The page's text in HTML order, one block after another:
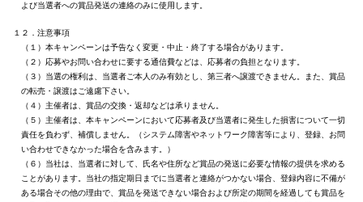
よび当選者への賞品発送の連絡のみに使用します。
１２．注意事項
（１）本キャンペーンは予告なく変更・中止・終了する場合があります。
（２）応募やお問い合わせに要する通信費などは、応募者の負担となります。
（３）当選の権利は、当選者ご本人のみ有効とし、第三者へ譲渡できません。また、賞品
の転売・譲渡はご遠慮下さい。
（４）主催者は、賞品の交換・返却などは承りません。
（５）主催者は、本キャンペーンにおいて応募者及び当選者に発生した損害について一切
責任を負わず、補償しません。（システム障害やネットワーク障害等により、登録、お問
い合わせできなかった場合を含みます。）
（６）当社は、当選者に対して、氏名や住所など賞品の発送に必要な情報の提供を求める
ことがあります。当社の指定期日までに当選者と連絡がつかない場合、登録内容に不備が
ある場合その他の理由で、賞品を発送できない場合および所定の期間を経過しても賞品を